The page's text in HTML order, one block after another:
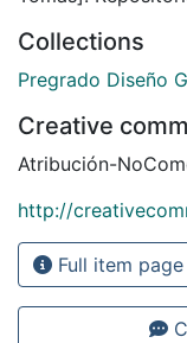
Collections
Pregrado Diseño
Creative
Atribución-
http://
Full item page